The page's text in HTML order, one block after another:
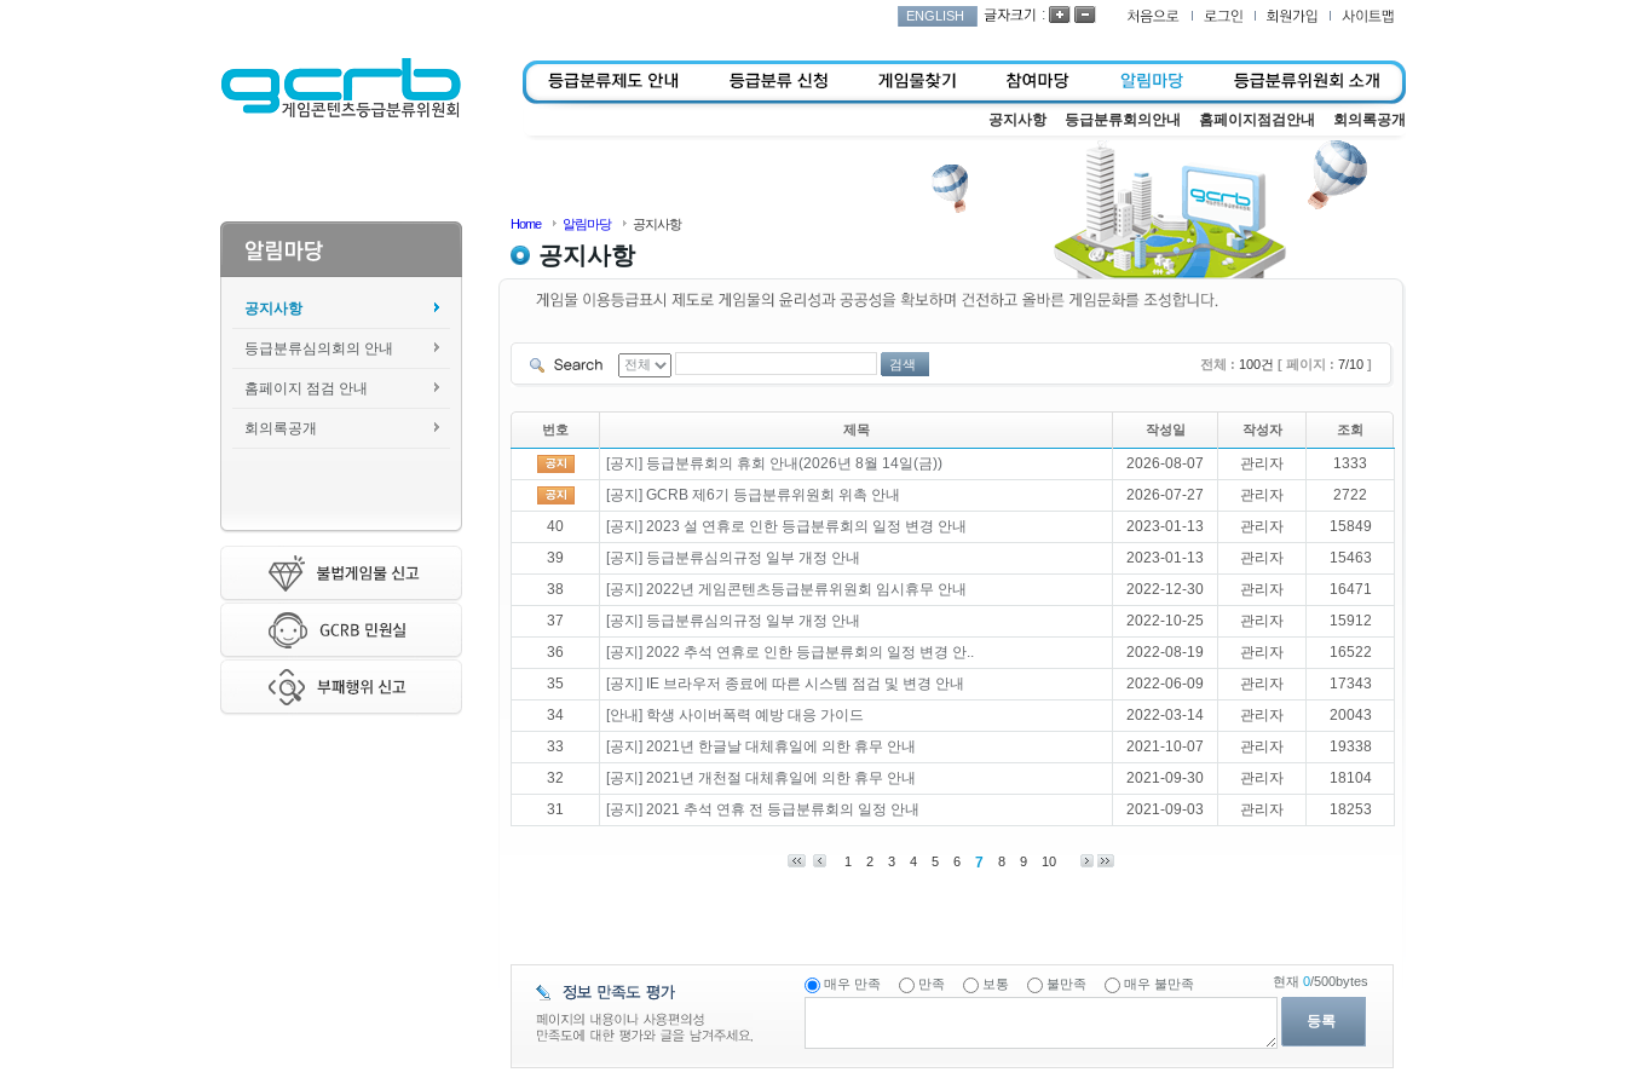
ENGLISH :
공지사항 등급분류회의안내 홈페이지점검안내 회의록공개
공지사항
등급분류심의회의 안내
홈페이지 점검 안내
회의록공개
Home 알림마당 공지사항
공지사항
검색 전체 : 100건 [ 페이지 : 7/10 ]
번호 제목 작성일 작성자 조회
[공지] 등급분류회의 휴회 안내(2026년 8월 14일(금)) 2026-08-07 관리자
1333
[공지] GCRB 제6기 등급분류위원회 위촉 안내
2026-07-27 관리자
2722
40
[공지] 2023 설 연휴로 인한 등급분류회의 일정 변경 안내 2023-01-13 관리자
15849
39
[공지] 등급분류심의규정 일부 개정 안내 2023-01-13 관리자
15463
38
[공지] 2022년 게임콘텐츠등급분류위원회 임시휴무 안내 2022-12-30 관리자
16471
37
[공지] 등급분류심의규정 일부 개정 안내 2022-10-25 관리자
15912
36
[공지] 2022 추석 연휴로 인한 등급분류회의 일정 변경 안.. 2022-08-19 관리자
16522
35
[공지] IE 브라우저 종료에 따른 시스템 점검 및 변경 안내 2022-06-09 관리자
17343
34
[안내] 학생 사이버폭력 예방 대응 가이드 2022-03-14 관리자
20043
33
[공지] 2021년 한글날 대체휴일에 의한 휴무 안내 2021-10-07 관리자
19338
32
[공지] 2021년 개천절 대체휴일에 의한 휴무 안내 2021-09-30 관리자
18104
31
[공지] 2021 추석 연휴 전 등급분류회의 일정 안내 2021-09-03 관리자 18253
1 2 3 4 5 6 7 8 9 10
매우 만족 만족 보통 불만족 매우 불만족
등록
현재 0/500bytes